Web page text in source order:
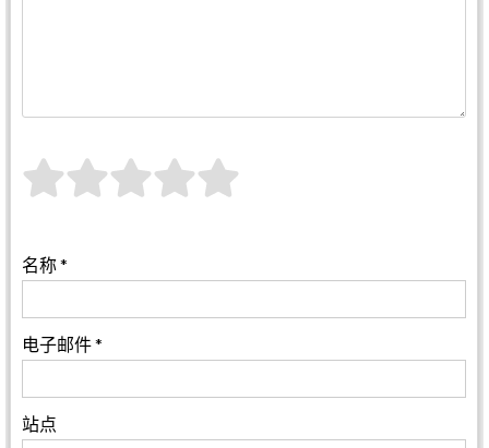
名称*
电子邮件*
站点